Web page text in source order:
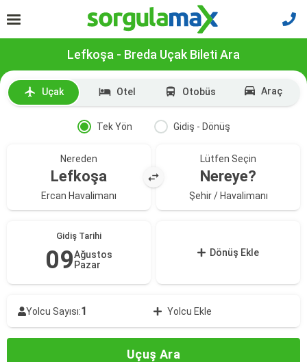
Lefkoşa - Breda Uçak Bileti Ara
Uçak Otel Otobüs Araç
Tek Yön Gidiş - Dönüş
Nereden
Lefkoşa
Ercan Havalimanı
Lütfen Seçin
Nereye?
Şehir / Havalimanı
Gidiş Tarihi
09Ağustos
Pazar
Dönüş Ekle
Yolcu Sayısı:1 Yolcu Ekle
Uçuş Ara